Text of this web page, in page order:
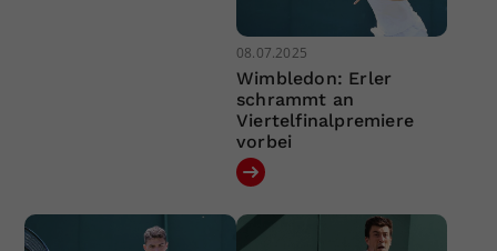
08.07.2025
Wimbledon: Erler
schrammt an
Viertelfinalpremiere
vorbei